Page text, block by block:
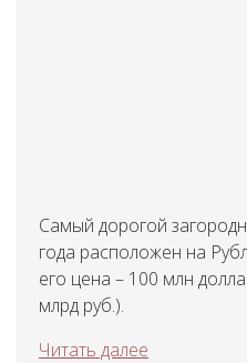
Самый дорогой
года расположен на
его цена – 100 млн
млрд руб.).
Читать далее